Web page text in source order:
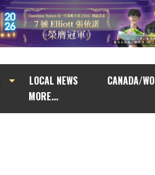
LOCAL NEWS
CANADA/
MORE...